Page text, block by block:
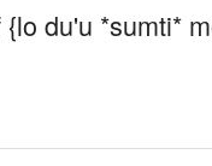
du'u *sumti*